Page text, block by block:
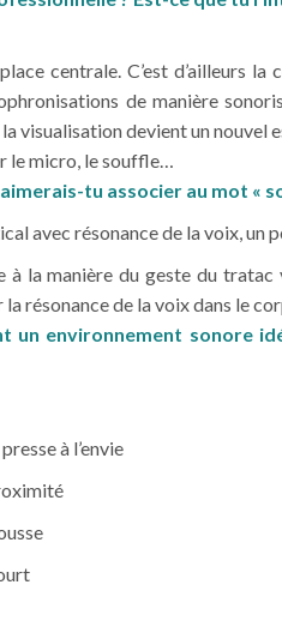
centrale. C’est d’ailleurs
de manière
visualisation devient un nouvel
le micro, le souffle…
tu associer au mot «
avec résonance de la voix, un
la manière du geste du
résonance de la voix dans le
environnement sonore
à l’envie